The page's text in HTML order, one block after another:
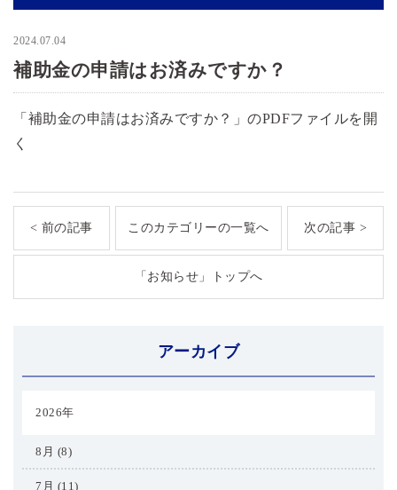
2024.07.04
補助金の申請はお済みですか？
「補助金の申請はお済みですか？」のPDFファイルを開
く
< 前の記事 このカテゴリーの一覧へ 次の記事 >
「お知らせ」トップへ
アーカイブ
2026年
8月 (8)
7月 (11)